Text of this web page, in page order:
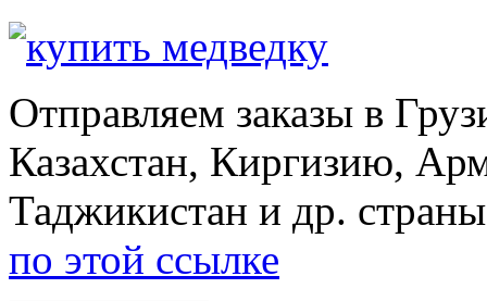
Отправляем заказы в
Казахстан, Киргизию,
Таджикистан и др.
по этой ссылке